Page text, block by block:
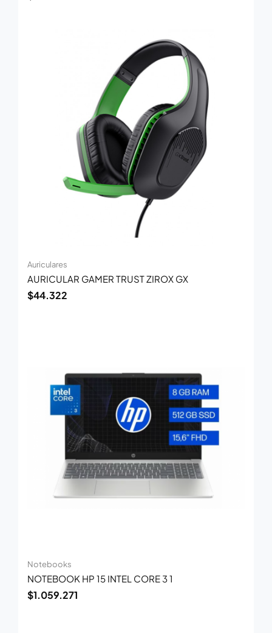
Auriculares
AURICULAR GAMER TRUST ZIROX GX
$44.322
Notebooks
NOTEBOOK HP 15 INTEL CORE 3 1
$1.059.271